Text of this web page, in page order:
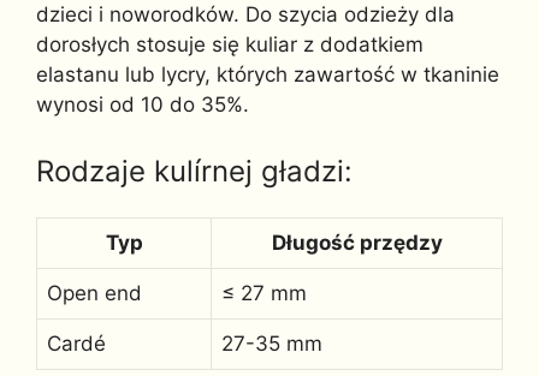
dzieci i noworodków. Do szycia odzieży dla
dorosłych stosuje się kuliar z dodatkiem
elastanu lub lycry, których zawartość w tkaninie
wynosi od 10 do 35%.
Rodzaje kulírnej gładzi:
Typ Długość przędzy
Open end ≤ 27 mm
Cardé 27-35 mm